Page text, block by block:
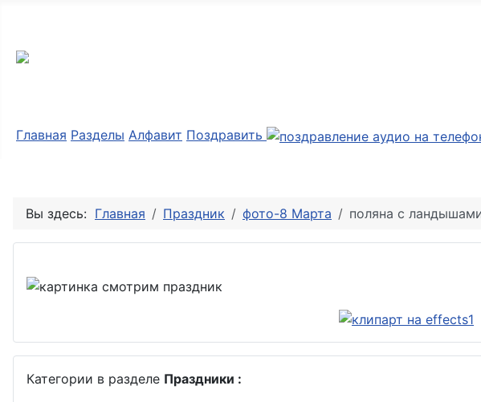
Главная Разделы Алфавит Поздравить
Вы здесь: Главная Праздник фото-8 Марта поляна с
Категории в разделе Праздники :